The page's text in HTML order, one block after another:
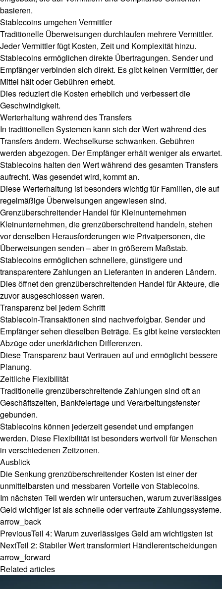
basieren.
Stablecoins umgehen Vermittler
Traditionelle Überweisungen durchlaufen mehrere Vermittler.
Jeder Vermittler fügt Kosten, Zeit und Komplexität hinzu.
Stablecoins ermöglichen direkte Übertragungen. Sender und
Empfänger verbinden sich direkt. Es gibt keinen Vermittler, der
Mittel hält oder Gebühren erhebt.
Dies reduziert die Kosten erheblich und verbessert die
Geschwindigkeit.
Werterhaltung während des Transfers
In traditionellen Systemen kann sich der Wert während des
Transfers ändern. Wechselkurse schwanken. Gebühren
werden abgezogen. Der Empfänger erhält weniger als erwartet.
Stablecoins halten den Wert während des gesamten Transfers
aufrecht. Was gesendet wird, kommt an.
Diese Werterhaltung ist besonders wichtig für Familien, die auf
regelmäßige Überweisungen angewiesen sind.
Grenzüberschreitender Handel für Kleinunternehmen
Kleinunternehmen, die grenzüberschreitend handeln, stehen
vor denselben Herausforderungen wie Privatpersonen, die
Überweisungen senden – aber in größerem Maßstab.
Stablecoins ermöglichen schnellere, günstigere und
transparentere Zahlungen an Lieferanten in anderen Ländern.
Dies öffnet den grenzüberschreitenden Handel für Akteure, die
zuvor ausgeschlossen waren.
Transparenz bei jedem Schritt
Stablecoin-Transaktionen sind nachverfolgbar. Sender und
Empfänger sehen dieselben Beträge. Es gibt keine versteckten
Abzüge oder unerklärlichen Differenzen.
Diese Transparenz baut Vertrauen auf und ermöglicht bessere
Planung.
Zeitliche Flexibilität
Traditionelle grenzüberschreitende Zahlungen sind oft an
Geschäftszeiten, Bankfeiertage und Verarbeitungsfenster
gebunden.
Stablecoins können jederzeit gesendet und empfangen
werden. Diese Flexibilität ist besonders wertvoll für Menschen
in verschiedenen Zeitzonen.
Ausblick
Die Senkung grenzüberschreitender Kosten ist einer der
unmittelbarsten und messbaren Vorteile von Stablecoins.
Im nächsten Teil werden wir untersuchen, warum zuverlässiges
Geld wichtiger ist als schnelle oder vertraute Zahlungssysteme.
arrow_back
PreviousTeil 4: Warum zuverlässiges Geld am wichtigsten ist
NextTeil 2: Stabiler Wert transformiert Händlerentscheidungen
arrow_forward
Related articles